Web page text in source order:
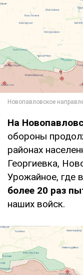
На
обороны
районах
Георгиевка,
Урожайное, где
более 20 раз
наших войск.